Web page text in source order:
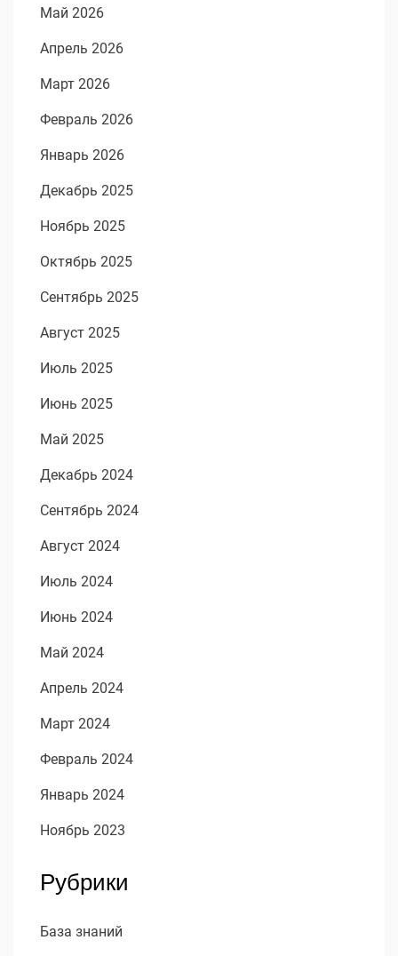
Май 2026
Апрель 2026
Март 2026
Февраль 2026
Январь 2026
Декабрь 2025
Ноябрь 2025
Октябрь 2025
Сентябрь 2025
Август 2025
Июль 2025
Июнь 2025
Май 2025
Декабрь 2024
Сентябрь 2024
Август 2024
Июль 2024
Июнь 2024
Май 2024
Апрель 2024
Март 2024
Февраль 2024
Январь 2024
Ноябрь 2023
Рубрики
База знаний